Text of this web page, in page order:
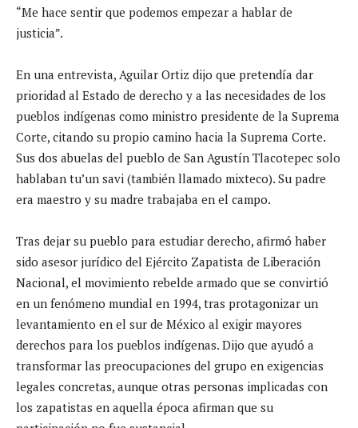
“Me hace sentir que podemos empezar a hablar de
justicia”.
En una entrevista, Aguilar Ortiz dijo que pretendía dar
prioridad al Estado de derecho y a las necesidades de los
pueblos indígenas como ministro presidente de la Suprema
Corte, citando su propio camino hacia la Suprema Corte.
Sus dos abuelas del pueblo de San Agustín Tlacotepec solo
hablaban tu’un savi (también llamado mixteco). Su padre
era maestro y su madre trabajaba en el campo.
Tras dejar su pueblo para estudiar derecho, afirmó haber
sido asesor jurídico del Ejército Zapatista de Liberación
Nacional, el movimiento rebelde armado que se convirtió
en un fenómeno mundial en 1994, tras protagonizar un
levantamiento en el sur de México al exigir mayores
derechos para los pueblos indígenas. Dijo que ayudó a
transformar las preocupaciones del grupo en exigencias
legales concretas, aunque otras personas implicadas con
los zapatistas en aquella época afirman que su